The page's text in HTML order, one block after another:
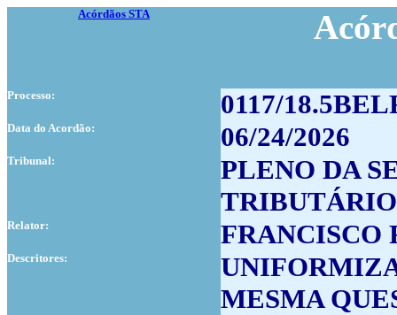
Acórdãos STA
Processo: 0117/
Data do Acordão: 06/24/2026
Tribunal:
PLENO DA
TRIBUTÁRIO
Relator: FRANCISCO
Descritores:
MESMA